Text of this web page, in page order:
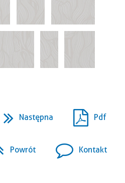
Następna Pdf
Powrót Kontakt